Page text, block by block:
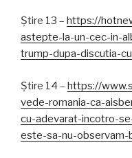
Știre 13 – https://
astepte-la-un-cec-in-
trump-dupa-discutia-
Știre 14 – https://
vede-romania-ca-
cu-adevarat-incotro-
este-sa-nu-